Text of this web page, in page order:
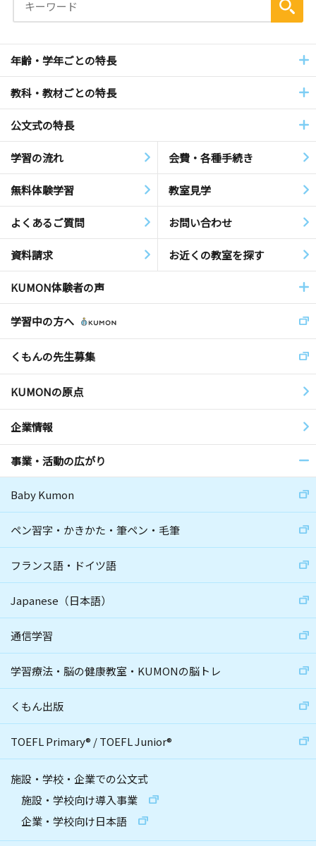
年齢・学年ごとの特長
教科・教材ごとの特長
公文式の特長
学習の流れ 会費・各種手続き
無料体験学習 教室見学
よくあるご質問 お問い合わせ
資料請求 お近くの教室を探す
KUMON体験者の声
学習中の方へ
くもんの先生募集
KUMONの原点
企業情報
事業・活動の広がり
Baby Kumon
ペン習字・かきかた・筆ペン・毛筆
フランス語・ドイツ語
Japanese（日本語）
通信学習
学習療法・脳の健康教室・KUMONの脳トレ
くもん出版
TOEFL Primary® /TOEFL Junior®
施設・学校・企業での公文式
施設・学校向け導入事業
企業・学校向け日本語